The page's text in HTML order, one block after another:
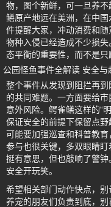
物，图个新鲜，可一旦养
鳝原产地远在美洲，在中
件提醒大家，冲动消费和
物种入侵已经造成不少损
态平衡的重要性，而不是只
公园怪鱼事件全解读 安全与
整个事件从发现到阻拦再
的共同难题。一方面要给
意外风险。鳄雀鳝这样的“
保证安全的前提下保留点
可能要加强巡查和科普教
参与也很关键，多双眼睛
挺有意思，但也敲响了警
安全开玩笑。
希望相关部门动作快点，
养宠的朋友们负责到底，